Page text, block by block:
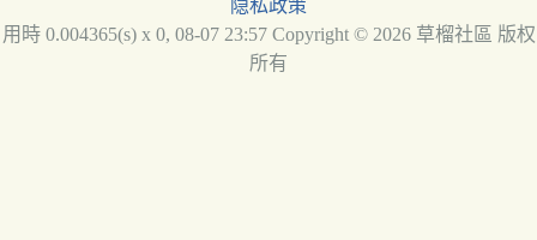
隐私政策
用時 0.004365(s) x 0, 08-07 23:57 Copyright © 2026 草榴社區 版权
所有